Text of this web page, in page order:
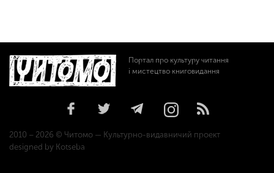
Портал про культуру читання
і мистецтво книговидання
2010 – 2026 © Читомо — Культурно-видавничий проект
designed by Kotseba